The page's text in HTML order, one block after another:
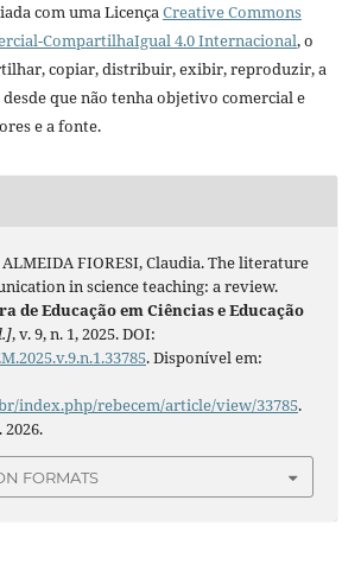
com uma LicençaCreative Commons
CompartilhaIgual 4.0 Internacional, o
copiar, distribuir, exibir, reproduzir, a
que não tenha objetivo comercial e
e a fonte.
FIORESI, Claudia. The literature
in science teaching: a review.
de Educação em Ciências e Educação
, v. 9, n. 1, 2025. DOI:
. Disponível em:
index.php/rebecem/article/view/33785.
2026.
FORMATS